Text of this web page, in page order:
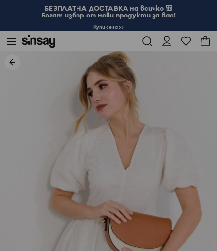
БЕЗПЛАТНА ДОСТАВКА на всичко 🎒
Богат избор от нови продукти за вас!
Купи сега >>